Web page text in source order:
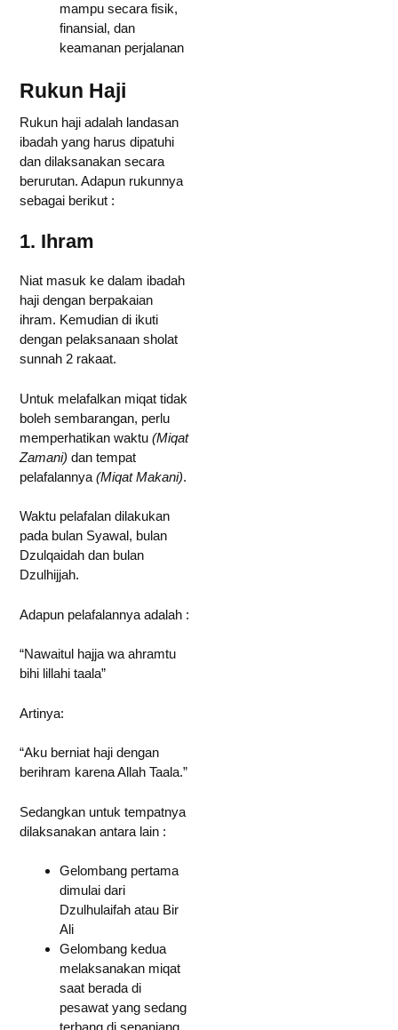
mampu secara fisik,
finansial, dan
keamanan perjalanan
Rukun Haji
Rukun haji adalah landasan
ibadah yang harus dipatuhi
dan dilaksanakan secara
berurutan. Adapun rukunnya
sebagai berikut :
1. Ihram
Niat masuk ke dalam ibadah
haji dengan berpakaian
ihram. Kemudian di ikuti
dengan pelaksanaan sholat
sunnah 2 rakaat.
Untuk melafalkan miqat tidak
boleh sembarangan, perlu
memperhatikan waktu (Miqat
Zamani) dan tempat
pelafalannya (Miqat Makani).
Waktu pelafalan dilakukan
pada bulan Syawal, bulan
Dzulqaidah dan bulan
Dzulhijjah.
Adapun pelafalannya adalah :
“Nawaitul hajja wa ahramtu
bihi lillahi taala”
Artinya:
“Aku berniat haji dengan
berihram karena Allah Taala.”
Sedangkan untuk tempatnya
dilaksanakan antara lain :
Gelombang pertama
dimulai dari
Dzulhulaifah atau Bir
Ali
Gelombang kedua
melaksanakan miqat
saat berada di
pesawat yang sedang
terbang di sepanjang